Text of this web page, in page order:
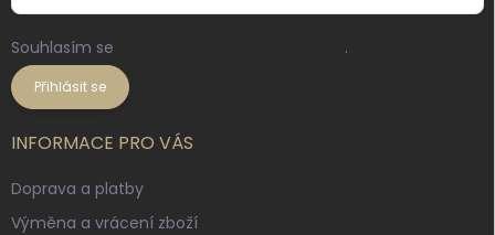
Souhlasím se .
Přihlásit se
INFORMACE PRO VÁS
Doprava a platby
Výměna a vrácení zboží